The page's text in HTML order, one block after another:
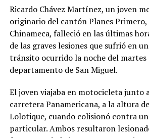
sido localizado
víctima de
delito.
pic.twitter.com/
— Fiscalía
Ricardo Chávez Martínez, un joven
originario del cantón Planes
Chinameca, falleció en las últimas
de las graves lesiones que sufrió en
tránsito ocurrido la noche del martes
departamento de San Miguel.
El joven viajaba en motocicleta junto
carretera Panamericana, a la altura
Lolotique, cuando colisionó contra
particular. Ambos resultaron